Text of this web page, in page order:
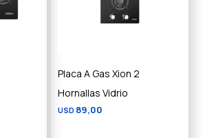
Placa A Gas Xion 2
Hornallas Vidrio
USD 89,00